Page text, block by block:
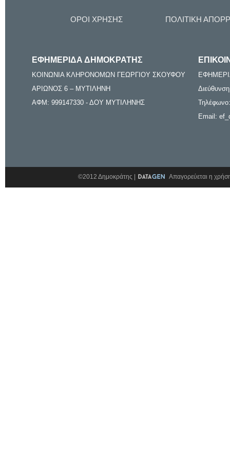
ΟΡΟΙ ΧΡΗΣΗΣ ΠΟΛΙΤΙΚΗ
ΕΦΗΜΕΡΙΔΑ ΔΗΜΟΚΡΑΤΗΣ
ΚΟΙΝΩΝΙΑ ΚΛΗΡΟΝΟΜΩΝ ΓΕΩΡΓΙΟΥ ΣΚΟΥΦΟΥ
ΑΡΙΩΝΟΣ 6 – ΜΥΤΙΛΗΝΗ
ΑΦΜ: 999147330 - ΔΟΥ ΜΥΤΙΛΗΝΗΣ
Email:
©2012 Δημοκράτης | Απαγορεύεται η